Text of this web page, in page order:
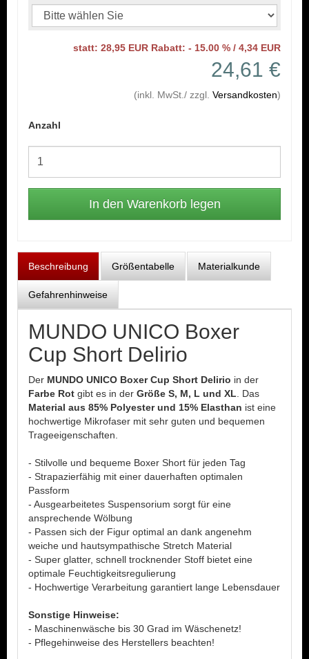
statt: 28,95 EUR Rabatt: - 15.00 % / 4,34 EUR
24,61 €
(inkl. MwSt./ zzgl. Versandkosten)
Anzahl
Beschreibung Größentabelle Materialkunde
Gefahrenhinweise
MUNDO UNICO Boxer
Cup Short Delirio
Der MUNDO UNICO Boxer Cup Short Delirio in der
Farbe Rot gibt es in der Größe S, M, L und XL . Das
Material aus 85% Polyester und 15% Elasthan ist eine
hochwertige Mikrofaser mit sehr guten und bequemen
Trageeigenschaften.
- Stilvolle und bequeme Boxer Short für jeden Tag
- Strapazierfähig mit einer dauerhaften optimalen
Passform
- Ausgearbeitetes Suspensorium sorgt für eine
ansprechende Wölbung
- Passen sich der Figur optimal an dank angenehm
weiche und hautsympathische Stretch Material
- Super glatter, schnell trocknender Stoff bietet eine
optimale Feuchtigkeitsregulierung
- Hochwertige Verarbeitung garantiert lange Lebensdauer
Sonstige Hinweise:
- Maschinenwäsche bis 30 Grad im Wäschenetz!
- Pflegehinweise des Herstellers beachten!